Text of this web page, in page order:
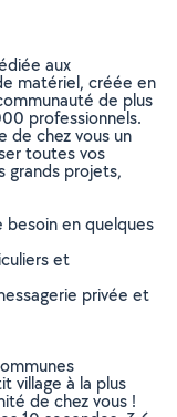
aux
matériel, créée en
de plus
professionnels.
de chez vous un
toutes vos
grands projets,
besoin en quelques
et
privée et
village à la plus
de chez vous !